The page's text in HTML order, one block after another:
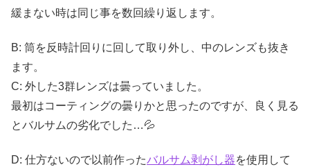
緩まない時は同じ事を数回繰り返します。
B: 筒を反時計回りに回して取り外し、中のレンズも抜き
ます。
C: 外した3群レンズは曇っていました。
最初はコーティングの曇りかと思ったのですが、良く見る
とバルサムの劣化でした…💦
D: 仕方ないので以前作ったバルサム剥がし器を使用して